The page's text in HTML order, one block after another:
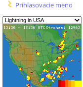
Prihlasovacie meno